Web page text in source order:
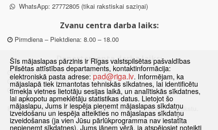
WhatsApp: 27772805 (tikai rakstiskai saziņai)
Zvanu centra darba laiks:
Pirmdiena – Piektdiena: 8.00 – 18.00
Departamenta darba laiks:
Pirmdiena, Ceturtdiena: 8.30 – 18.00
Otrdiena, Trešdiena: 8.30 – 17.00
Piektdiena: 8.30 – 15.00
Klātienes konsultācijas pieejamas tikai ar iepriekšēju pierakstu.
Šīs mājaslapas pārzinis ir Rīgas valstspilsētas pašvaldības
Pilsētas attīstības departaments, kontaktinformācija:
elektroniskā pasta adrese: pad@riga.lv. Informējam, ka
mājaslapā tiek izmantotas tehniskās sīkdatnes, lai identificētu
tīmekļa vietnes lietotāju sesijas laikā, un analītiskās sīkdatnes,
lai apkopotu apmeklētāju statistikas datus. Lietojot šo
mājaslapu, Jums ir iespēja pieņemt mājaslapas sīkdatņu
izveidošanu un iespēja atteikties no mājaslapas sīkdatņu
izveidošanas (ja vien Jūsu pārlūkprogramma nav iestatīta
nepieņemt sīkdatnes). Jums jāņem vērā, ja atspējosiet noteikti